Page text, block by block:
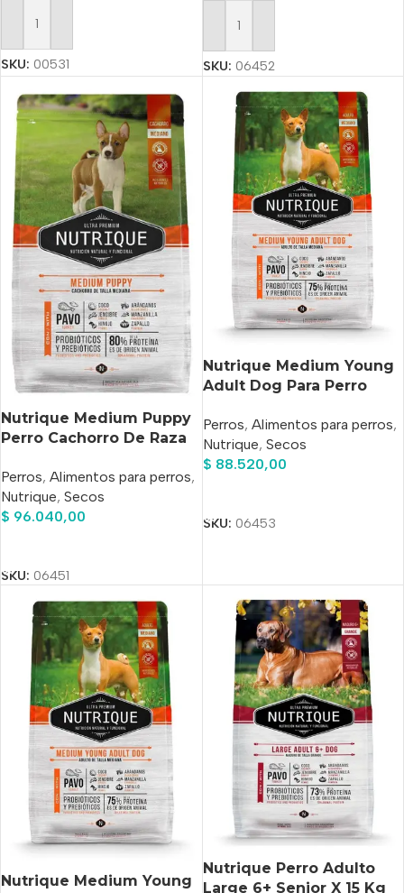
Añadir Al Carrito
SKU: 00531
Añadir Al Carrito
SKU: 06452
Nutrique Medium Puppy
Perro Cachorro De Raza
Perros, Alimentos para perros,
Nutrique, Secos
$ 96.040,00
SKU: 06451
Nutrique Medium Young
Adult Dog Para Perro
Sabor Pavo Y Cerdo En
Bolsa De 12 kg
Perros, Alimentos para perros,
Nutrique, Secos
$ 88.520,00
SKU: 06453
Nutrique Medium Young
Nutrique Perro Adulto
Large 6+ Senior X 15 Kg